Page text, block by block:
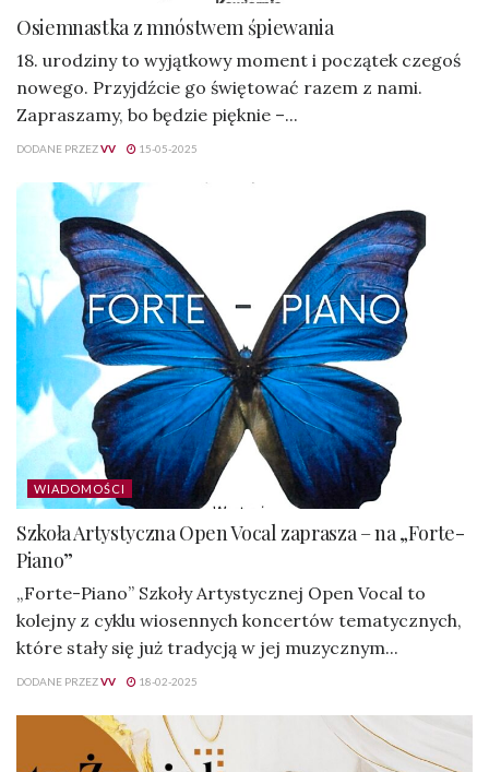
Osiemnastka z mnóstwem śpiewania
18. urodziny to wyjątkowy moment i początek czegoś
nowego. Przyjdźcie go świętować razem z nami.
Zapraszamy, bo będzie pięknie –...
DODANE PRZEZVV 15-05-2025
WIADOMOŚCI
Szkoła Artystyczna Open Vocal zaprasza – na „Forte-
Piano”
„Forte-Piano” Szkoły Artystycznej Open Vocal to
kolejny z cyklu wiosennych koncertów tematycznych,
które stały się już tradycją w jej muzycznym...
DODANE PRZEZVV 18-02-2025